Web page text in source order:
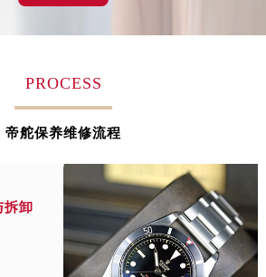
德城区东风中路帝舵售后服务中心（需提前预约）
兰山区解放路帝舵售后服务中心（需提前预约）
东港区烟台路帝舵售后服务中心（需提前预约）
山东省泰安市泰山区财源街道泰山大街帝舵售后服务中心（需提前预约）
山东省威海市环翠区新威海路89号振华商厦一楼名表维修帝舵售后服务中心（需提前预约）
奎文区东风东街帝舵售后服务中心（需提前预约）
PROCESS
帝舵保养维修流程
拆卸